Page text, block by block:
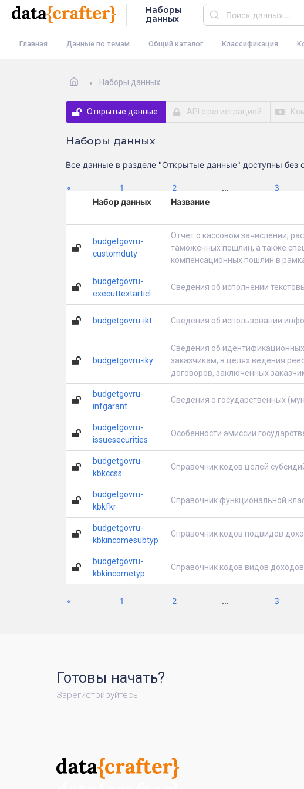
Наборы
данных
Главная Данные по темам Общий каталог Классификация
Наборы данных
Открытые данные API с регистрацией
Наборы данных
Все данные в разделе "Открытые данные" доступны без
«Previous 1 2 ... 3
Набор данных
Название
budgetgovru-
customduty
Отчет о кассовом зачислении,
таможенных пошлин, а также
компенсационных пошлин в
budgetgovru-
executtextarticl
Сведения об исполнении
budgetgovru-ikt Сведения об использовании
budgetgovru-iky
Сведения об
заказчикам, в целях ведения
договоров, заключенных
budgetgovru-
infgarant
Сведения о государственных
budgetgovru-
issuesecurities
Особенности эмиссии
budgetgovru-
kbkccss
Справочник кодов целей
budgetgovru-
kbkfkr
Справочник функциональной
budgetgovru-
kbkincomesubtyp
Справочник кодов подвидов
budgetgovru-
kbkincometyp
Справочник кодов видов доходов
«Previous 1 2 ... 3
Готовы начать?
Зарегистрируйтесь